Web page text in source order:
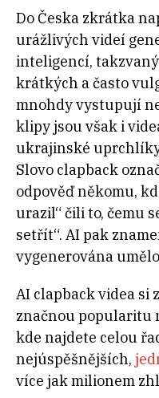
Do Česka zkrátka
urážlivých videí
inteligencí,
krátkých a často
mnohdy vystupují
klipy jsou však i
ukrajinské
Slovo clapback
odpověď někomu,
urazil“ čili to, čemu
setřít“. AI pak
vygenerována
AI clapback videa si
značnou popularitu
kde najdete celou
nejúspěšnějších,
více jak milionem